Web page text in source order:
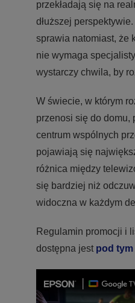
przekładają się na
dłuższej
sprawia natomiast, że
nie wymaga
wystarczy chwila, by
W świecie, w którym
przenosi się do domu,
centrum wspólnych
pojawiają się
różnica między
się bardziej niż
widoczna w każdym
Regulamin promocji i
dostępna jest pod